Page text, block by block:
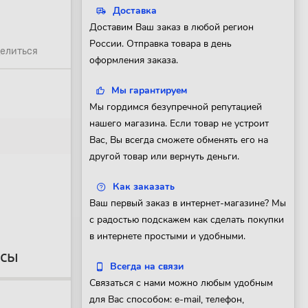
Доставка
Доставим Ваш заказ в любой регион
России. Отправка товара в день
оформления заказа.
Мы гарантируем
Мы гордимся безупречной репутацией
нашего магазина. Если товар не устроит
Вас, Вы всегда сможете обменять его на
другой товар или вернуть деньги.
Как заказать
Ваш первый заказ в интернет-магазине? Мы
с радостью подскажем как сделать покупки
в интернете простыми и удобными.
Всегда на связи
Связаться с нами можно любым удобным
для Вас способом: e-mail, телефон,